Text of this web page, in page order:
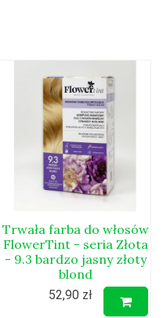
Trwała farba do włosów
FlowerTint - seria Złota
- 9.3 bardzo jasny złoty
blond
52,90 zł